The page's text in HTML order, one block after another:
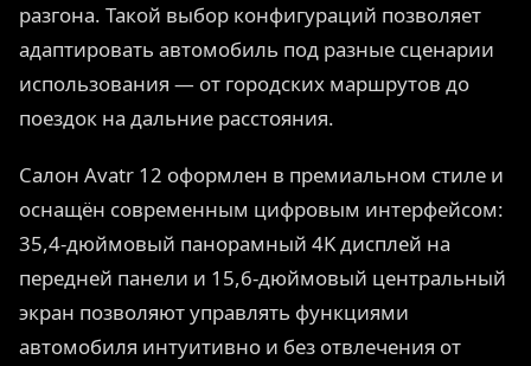
разгона. Такой выбор конфигураций позволяет
адаптировать автомобиль под разные сценарии
использования — от городских маршрутов до
поездок на дальние расстояния.
Салон Avatr 12 оформлен в премиальном стиле и
оснащён современным цифровым интерфейсом:
35,4-дюймовый панорамный 4K дисплей на
передней панели и 15,6-дюймовый центральный
экран позволяют управлять функциями
автомобиля интуитивно и без отвлечения от